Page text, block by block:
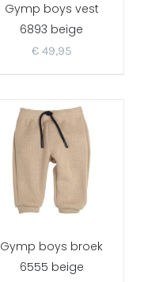
Gymp boys vest
6893 beige
€ 49,95
Gymp boys broek
6555 beige